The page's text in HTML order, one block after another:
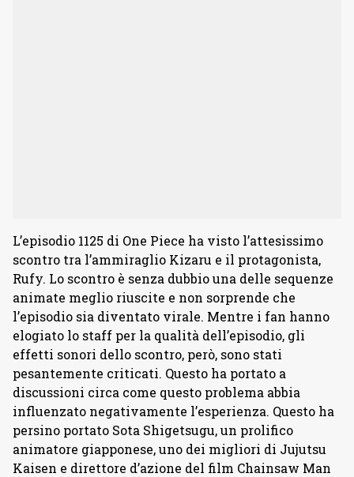
L’episodio 1125 di One Piece ha visto l’attesissimo
scontro tra l’ammiraglio Kizaru e il protagonista,
Rufy. Lo scontro è senza dubbio una delle sequenze
animate meglio riuscite e non sorprende che
l’episodio sia diventato virale. Mentre i fan hanno
elogiato lo staff per la qualità dell’episodio, gli
effetti sonori dello scontro, però, sono stati
pesantemente criticati. Questo ha portato a
discussioni circa come questo problema abbia
influenzato negativamente l’esperienza. Questo ha
persino portato Sota Shigetsugu, un prolifico
animatore giapponese, uno dei migliori di Jujutsu
Kaisen e direttore d’azione del film Chainsaw Man